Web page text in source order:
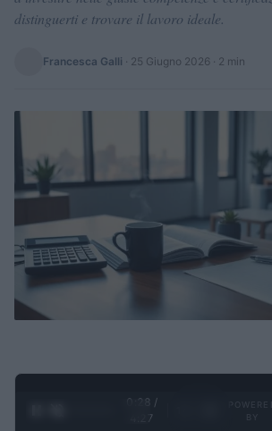
distinguerti e trovare il lavoro ideale.
Francesca Galli · 25 Giugno 2026 · 2 min
0:29 /
4:27